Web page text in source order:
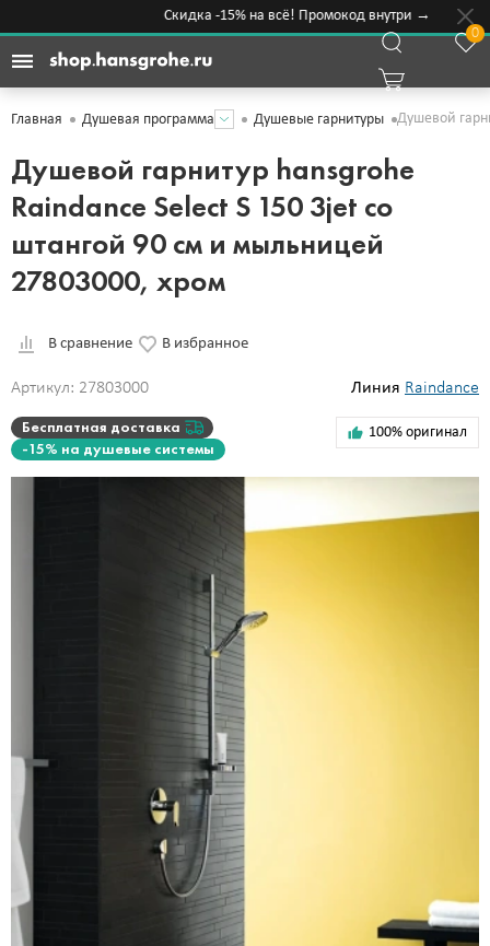
Скидка -15% на всё! Промокод внутри →
0
Главная Душевая программа Душевые гарнитуры Душевой
Душевой гарнитур hansgrohe
Raindance Select S 150 3jet со
штангой 90 см и мыльницей
27803000, хром
В сравнение В избранное
Артикул: 27803000 Линия Raindance
Бесплатная доставка
-15% на душевые системы
100% оригинал